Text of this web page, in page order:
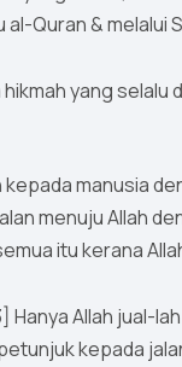
al-Quran & melalui
yang selalu
kepada manusia
menuju Allah
itu kerana
Hanya Allah jual-
kepada